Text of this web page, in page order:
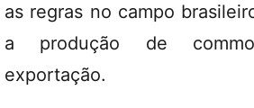
as regras no campo
a produção de
exportação.